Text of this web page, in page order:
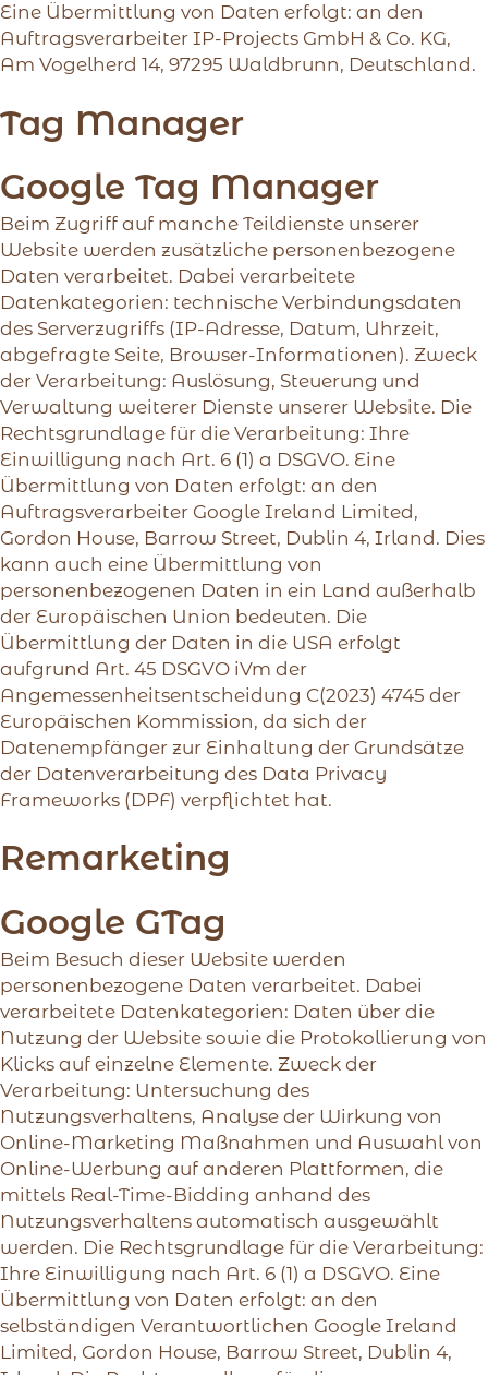
Eine Übermittlung von Daten erfolgt: an den
Auftragsverarbeiter IP-Projects GmbH & Co. KG,
Am Vogelherd 14, 97295 Waldbrunn, Deutschland.
Tag Manager
Google Tag Manager
Beim Zugriff auf manche Teildienste unserer
Website werden zusätzliche personenbezogene
Daten verarbeitet. Dabei verarbeitete
Datenkategorien: technische Verbindungsdaten
des Serverzugriffs (IP-Adresse, Datum, Uhrzeit,
abgefragte Seite, Browser-Informationen). Zweck
der Verarbeitung: Auslösung, Steuerung und
Verwaltung weiterer Dienste unserer Website. Die
Rechtsgrundlage für die Verarbeitung: Ihre
Einwilligung nach Art. 6 (1) a DSGVO. Eine
Übermittlung von Daten erfolgt: an den
Auftragsverarbeiter Google Ireland Limited,
Gordon House, Barrow Street, Dublin 4, Irland. Dies
kann auch eine Übermittlung von
personenbezogenen Daten in ein Land außerhalb
der Europäischen Union bedeuten. Die
Übermittlung der Daten in die USA erfolgt
aufgrund Art. 45 DSGVO iVm der
Angemessenheitsentscheidung C(2023) 4745 der
Europäischen Kommission, da sich der
Datenempfänger zur Einhaltung der Grundsätze
der Datenverarbeitung des Data Privacy
Frameworks (DPF) verpflichtet hat.
Remarketing
Google GTag
Beim Besuch dieser Website werden
personenbezogene Daten verarbeitet. Dabei
verarbeitete Datenkategorien: Daten über die
Nutzung der Website sowie die Protokollierung von
Klicks auf einzelne Elemente. Zweck der
Verarbeitung: Untersuchung des
Nutzungsverhaltens, Analyse der Wirkung von
Online-Marketing Maßnahmen und Auswahl von
Online-Werbung auf anderen Plattformen, die
mittels Real-Time-Bidding anhand des
Nutzungsverhaltens automatisch ausgewählt
werden. Die Rechtsgrundlage für die Verarbeitung:
Ihre Einwilligung nach Art. 6 (1) a DSGVO. Eine
Übermittlung von Daten erfolgt: an den
selbständigen Verantwortlichen Google Ireland
Limited, Gordon House, Barrow Street, Dublin 4,